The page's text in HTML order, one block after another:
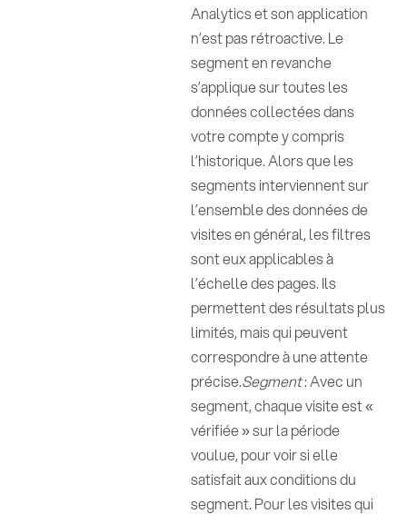
Analytics et son application
n’est pas rétroactive. Le
segment en revanche
s’applique sur toutes les
données collectées dans
votre compte y compris
l’historique. Alors que les
segments interviennent sur
l’ensemble des données de
visites en général, les filtres
sont eux applicables à
l’échelle des pages. Ils
permettent des résultats plus
limités, mais qui peuvent
correspondre à une attente
précise.Segment: Avec un
segment, chaque visite est «
vérifiée » sur la période
voulue, pour voir si elle
satisfait aux conditions du
segment. Pour les visites qui